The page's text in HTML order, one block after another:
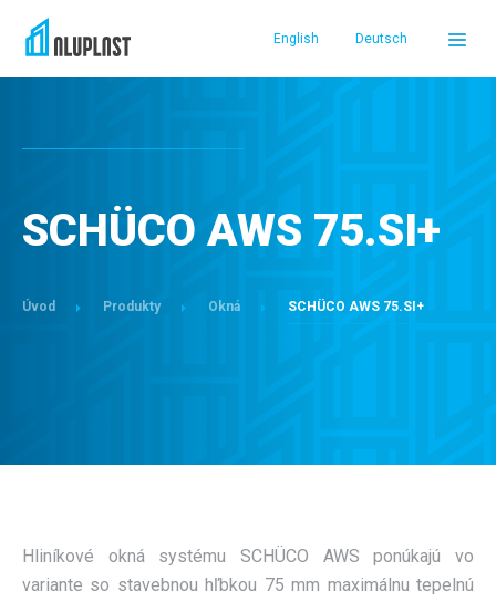
Deutsch
English
SERVIS A PODPORA
CENOVÁ PONUKA
SCHÜCO AWS 75.SI+
Úvod Produkty Okná SCHÜCO AWS 75.SI+
Hliníkové okná systému SCHÜCO AWS ponúkajú vo
variante so stavebnou hľbkou 75 mm maximálnu tepelnú